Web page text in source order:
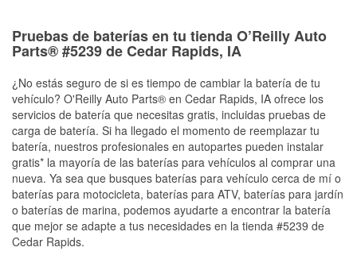
Pruebas de baterías en tu tienda O’Reilly Auto
Parts® #5239 de Cedar Rapids, IA
¿No estás seguro de si es tiempo de cambiar la batería de tu
vehículo? O'Reilly Auto Parts® en Cedar Rapids, IA ofrece los
servicios de batería que necesitas gratis, incluidas pruebas de
carga de batería. Si ha llegado el momento de reemplazar tu
batería, nuestros profesionales en autopartes pueden instalar
gratis* la mayoría de las baterías para vehículos al comprar una
nueva. Ya sea que busques baterías para vehículo cerca de mí o
baterías para motocicleta, baterías para ATV, baterías para jardín
o baterías de marina, podemos ayudarte a encontrar la batería
que mejor se adapte a tus necesidades en la tienda #5239 de
Cedar Rapids.